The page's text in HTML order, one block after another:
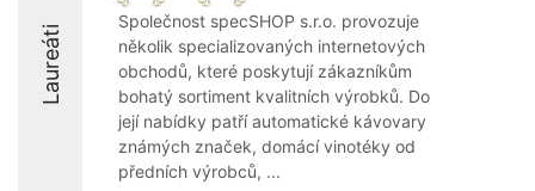
Laureáti
Společnost specSHOP s.r.o. provozuje
několik specializovaných internetových
obchodů, které poskytují zákazníkům
bohatý sortiment kvalitních výrobků. Do
její nabídky patří automatické kávovary
známých značek, domácí vinotéky od
předních výrobců, ...